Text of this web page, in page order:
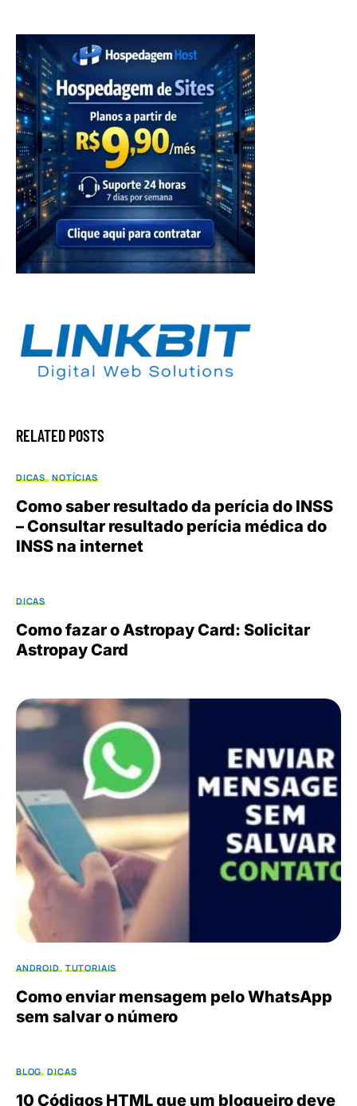
RELATED POSTS
DICAS NOTÍCIAS
Como saber resultado da perícia do INSS
– Consultar resultado perícia médica do
INSS na internet
DICAS
Como fazar o Astropay Card: Solicitar
Astropay Card
ANDROID TUTORIAIS
Como enviar mensagem pelo WhatsApp
sem salvar o número
BLOG DICAS
10 Códigos HTML que um blogueiro deve